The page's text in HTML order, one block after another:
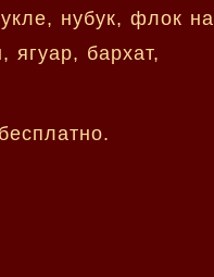
нубук, флок на
ягуар, бархат,